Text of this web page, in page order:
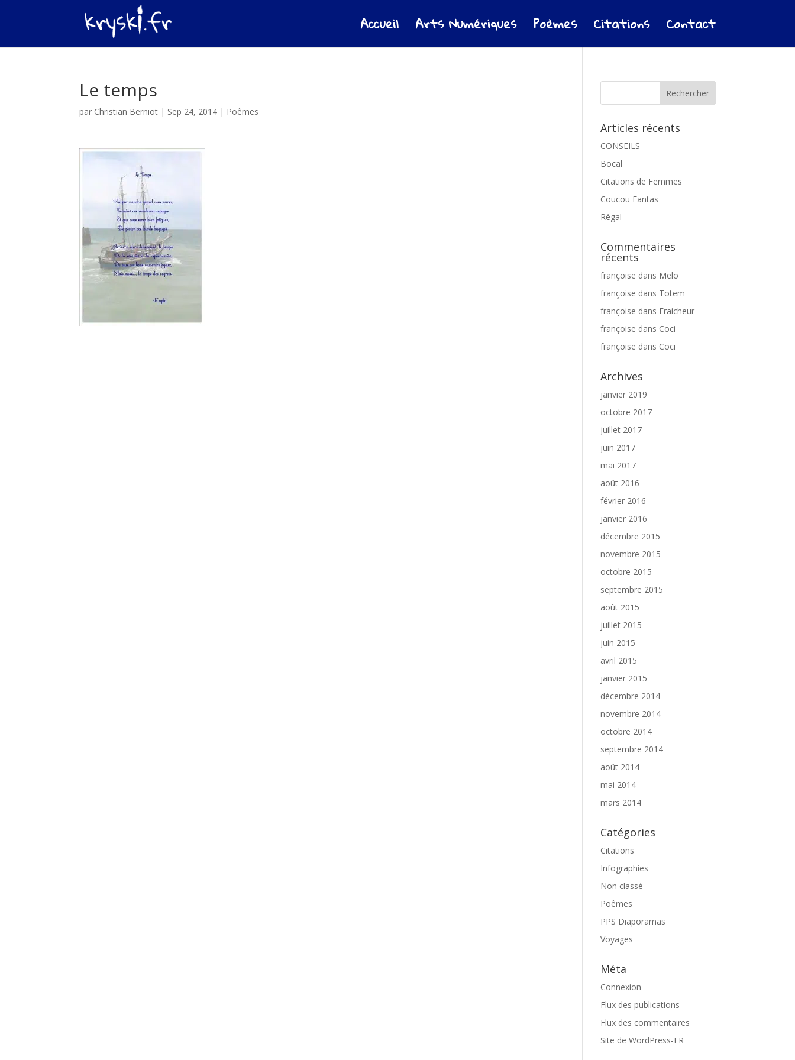
Accueil Arts Numériques Poèmes Citations Contact
Le temps
par Christian Berniot | Sep 24, 2014 | Poêmes
Articles récents
CONSEILS
Bocal
Citations de Femmes
Coucou Fantas
Régal
Commentaires
récents
françoise dans Melo
françoise dans Totem
françoise dans Fraicheur
françoise dans Coci
françoise dans Coci
Archives
janvier 2019
octobre 2017
juillet 2017
juin 2017
mai 2017
août 2016
février 2016
janvier 2016
décembre 2015
novembre 2015
octobre 2015
septembre 2015
août 2015
juillet 2015
juin 2015
avril 2015
janvier 2015
décembre 2014
novembre 2014
octobre 2014
septembre 2014
août 2014
mai 2014
mars 2014
Catégories
Citations
Infographies
Non classé
Poêmes
PPS Diaporamas
Voyages
Méta
Connexion
Flux des publications
Flux des commentaires
Site de WordPress-FR